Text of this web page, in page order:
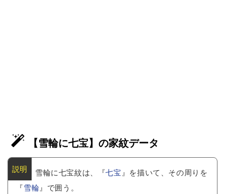
【雪輪に七宝】の家紋データ
雪輪に七宝紋は、『七宝』を描いて、その周りを
『雪輪』で囲う。